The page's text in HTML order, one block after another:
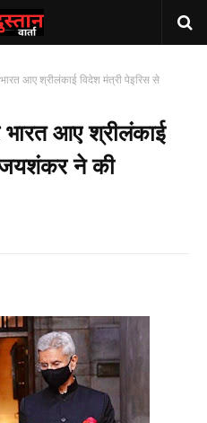
भारत आए श्रीलंकाई विदेश मंत्री पेइरिस से
भारत आए श्रीलंकाई
जयशंकर ने की